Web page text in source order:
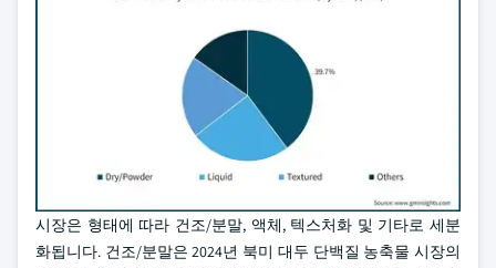
시장은 형태에 따라 건조/분말, 액체, 텍스처화 및 기타로 세분
화됩니다. 건조/분말은 2024년 북미 대두 단백질 농축물 시장의